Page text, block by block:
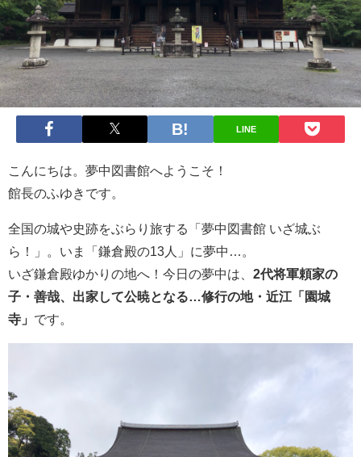
LINE
こんにちは。夢中図書館へようこそ！
館長のふゆきです。
全国の城や史跡をぶらり旅する「夢中図書館 いざ城ぶ
ら！」。いま「鎌倉殿の13人」に夢中…。
いざ鎌倉殿ゆかりの地へ！今日の夢中は、 2代将軍頼家の
子・善哉、出家して公暁となる…修行の地・近江「園城
寺」 です。